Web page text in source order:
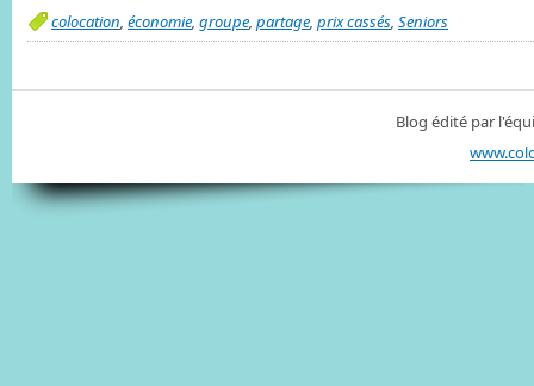
colocation économie groupe partage prix cassés Seniors
Blog édité par